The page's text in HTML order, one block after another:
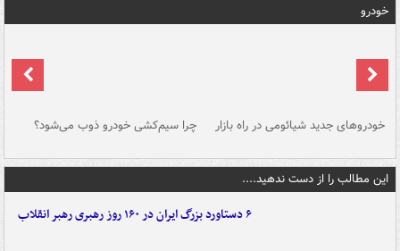
خودرو
خودروهای جدید شیائومی در راه بازار چرا سیم‌کشی خودرو ذوب می‌شود؟
این مطالب را از دست ندهید....
۶ دستاورد بزرگ ایران در ۱۶۰ روز رهبری رهبر انقلاب